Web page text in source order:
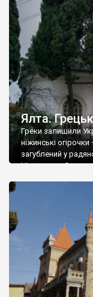
Ялта.
Греки залишили
ніжинські
загублений у
Ніжин греки?